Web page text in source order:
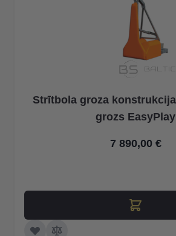
Strītbola groza
grozs 3x3 225 cm
10 900,00 €